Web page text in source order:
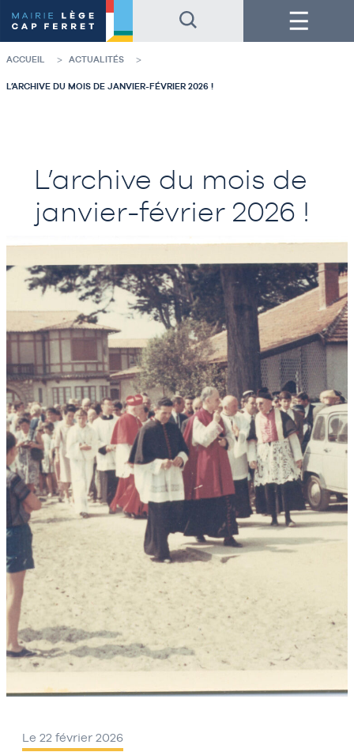
au
contenu
de
la
au
pied
de
page
Menu
ACCUEIL ACTUALITÉS
L’ARCHIVE DU MOIS DE JANVIER-FÉVRIER 2026 !
L’archive du mois de
janvier-février 2026 !
Le 22 février 2026